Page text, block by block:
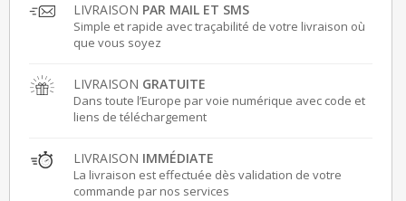
LIVRAISON PAR MAIL ET SMS
Simple et rapide avec traçabilité de votre livraison où
que vous soyez
LIVRAISON GRATUITE
Dans toute l’Europe par voie numérique avec code et
liens de téléchargement
LIVRAISON IMMÉDIATE
La livraison est effectuée dès validation de votre
commande par nos services